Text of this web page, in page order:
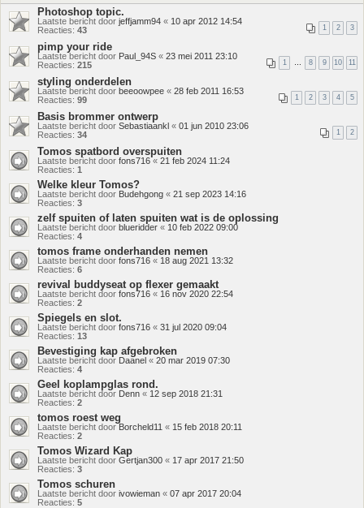
Photoshop topic.
Laatste bericht door jeffjamm94 « 10 apr 2012 14:54
Reacties: 43 1 2 3
pimp your ride
Laatste bericht door Paul_94S « 23 mei 2011 23:10
Reacties: 215 1 … 8 9 10 11
styling onderdelen
Laatste bericht door beeoowpee « 28 feb 2011 16:53
Reacties: 99 1 2 3 4 5
Basis brommer ontwerp
Laatste bericht door Sebastiaankl « 01 jun 2010 23:06
Reacties: 34 1 2
Tomos spatbord overspuiten
Laatste bericht door fons716« 21 feb 2024 11:24
Reacties: 1
Welke kleur Tomos?
Laatste bericht door Budehgong « 21 sep 2023 14:16
Reacties: 3
zelf spuiten of laten spuiten wat is de oplossing
Laatste bericht door blueridder « 10 feb 2022 09:00
Reacties: 4
tomos frame onderhanden nemen
Laatste bericht door fons716 « 18 aug 2021 13:32
Reacties: 6
revival buddyseat op flexer gemaakt
Laatste bericht door fons716 « 16 nov 2020 22:54
Reacties: 2
Spiegels en slot.
Laatste bericht door fons716 « 31 jul 2020 09:04
Reacties: 13
Bevestiging kap afgebroken
Laatste bericht door Daanel « 20 mar 2019 07:30
Reacties: 4
Geel koplampglas rond.
Laatste bericht door Denn « 12 sep 2018 21:31
Reacties: 2
tomos roest weg
Laatste bericht doorBorcheld11 « 15 feb 2018 20:11
Reacties: 2
Tomos Wizard Kap
Laatste bericht door Gertjan300 « 17 apr 2017 21:50
Reacties: 3
Tomos schuren
Laatste bericht door ivowieman « 07 apr 2017 20:04
Reacties: 5